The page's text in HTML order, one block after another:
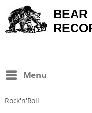
BEAR
Menu
Rock'n'Roll